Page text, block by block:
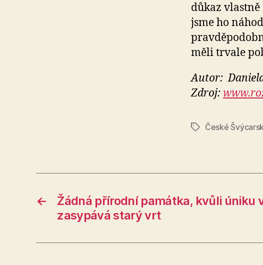
důkaz vlastně
jsme ho
měli trvale
Autor:
Zdroj:
ŠtítkyČeské
←
Žádná přírodní památka, kvůli úniku
zasypává starý vrt